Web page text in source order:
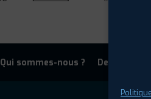
Qui sommes-nous ? Devenir